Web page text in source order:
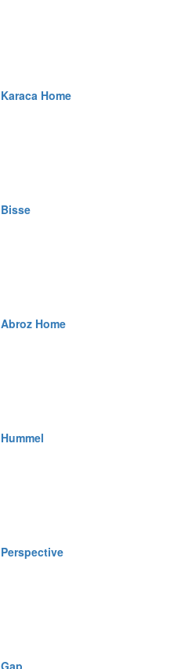
Karaca Home
Bisse
Abroz Home
Hummel
Perspective